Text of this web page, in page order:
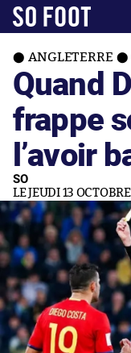
ANGLETERRE
Quand
frappe
l’avoir
SO
LE JEUDI 13